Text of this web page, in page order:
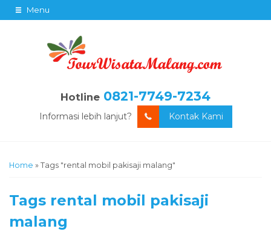
Menu
Hotline 0821-7749-7234
Informasi lebih lanjut? Kontak Kami
Home » Tags "rental mobil pakisaji malang"
Tags rental mobil pakisaji
malang